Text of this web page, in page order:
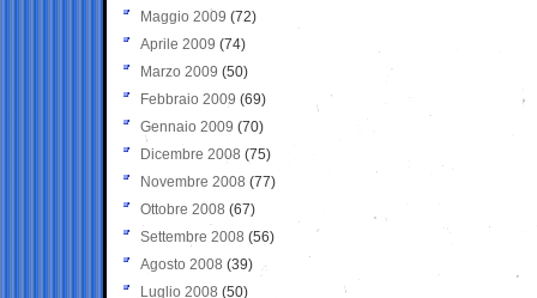
Maggio 2009 (72)
Aprile 2009 (74)
Marzo 2009 (50)
Febbraio 2009 (69)
Gennaio 2009 (70)
Dicembre 2008 (75)
Novembre 2008 (77)
Ottobre 2008 (67)
Settembre 2008 (56)
Agosto 2008 (39)
Luglio 2008 (50)